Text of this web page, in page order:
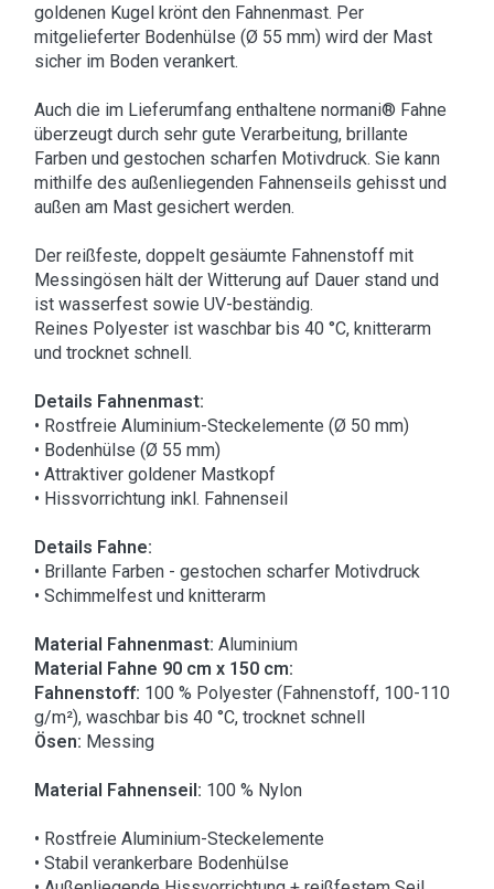
goldenen Kugel krönt den Fahnenmast. Per
mitgelieferter Bodenhülse (Ø 55 mm) wird der Mast
sicher im Boden verankert.
Auch die im Lieferumfang enthaltene normani® Fahne
überzeugt durch sehr gute Verarbeitung, brillante
Farben und gestochen scharfen Motivdruck. Sie kann
mithilfe des außenliegenden Fahnenseils gehisst und
außen am Mast gesichert werden.
Der reißfeste, doppelt gesäumte Fahnenstoff mit
Messingösen hält der Witterung auf Dauer stand und
ist wasserfest sowie UV-beständig.
Reines Polyester ist waschbar bis 40 °C, knitterarm
und trocknet schnell.
Details Fahnenmast:
• Rostfreie Aluminium-Steckelemente (Ø 50 mm)
• Bodenhülse (Ø 55 mm)
• Attraktiver goldener Mastkopf
• Hissvorrichtung inkl. Fahnenseil
Details Fahne:
• Brillante Farben - gestochen scharfer Motivdruck
• Schimmelfest und knitterarm
Material Fahnenmast: Aluminium
Material Fahne 90 cm x 150 cm:
Fahnenstoff: 100 % Polyester (Fahnenstoff, 100-110
g/m²), waschbar bis 40 °C, trocknet schnell
Ösen: Messing
Material Fahnenseil: 100 % Nylon
• Rostfreie Aluminium-Steckelemente
• Stabil verankerbare Bodenhülse